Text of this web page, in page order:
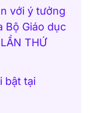
với ý tưởng
Bộ Giáo dục
THỨ
bật tại